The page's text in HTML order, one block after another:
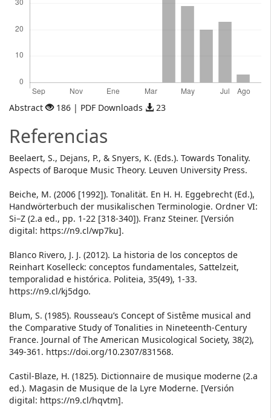
Abstract 186 | PDF Downloads 23
Referencias
Beelaert, S., Dejans, P., & Snyers, K. (Eds.). Towards Tonality.
Aspects of Baroque Music Theory. Leuven University Press.
Beiche, M. (2006 [1992]). Tonalität. En H. H. Eggebrecht (Ed.),
Handwörterbuch der musikalischen Terminologie. Ordner VI:
Si–Z (2.a ed., pp. 1-22 [318-340]). Franz Steiner. [Versión
digital: https://n9.cl/wp7ku].
Blanco Rivero, J. J. (2012). La historia de los conceptos de
Reinhart Koselleck: conceptos fundamentales, Sattelzeit,
temporalidad e histórica. Politeia, 35(49), 1-33.
https://n9.cl/kj5dgo.
Blum, S. (1985). Rousseau’s Concept of Sistême musical and
the Comparative Study of Tonalities in Nineteenth-Century
France. Journal of The American Musicological Society, 38(2),
349-361. https://doi.org/10.2307/831568.
Castil-Blaze, H. (1825). Dictionnaire de musique moderne (2.a
ed.). Magasin de Musique de la Lyre Moderne. [Versión
digital: https://n9.cl/hqvtm].